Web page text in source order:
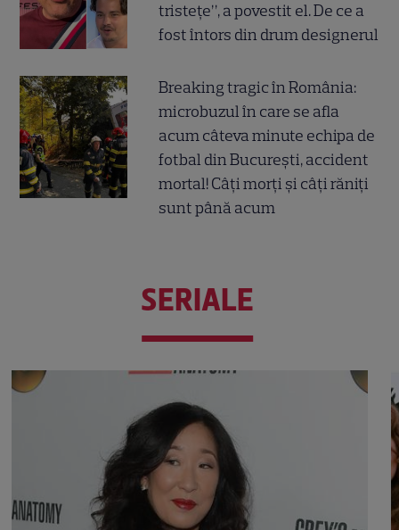
tristețe”, a povestit el. De ce a
fost întors din drum designerul
Breaking tragic în România:
microbuzul în care se afla
acum câteva minute echipa de
fotbal din București, accident
mortal! Câți morți și câți răniți
sunt până acum
SERIALE